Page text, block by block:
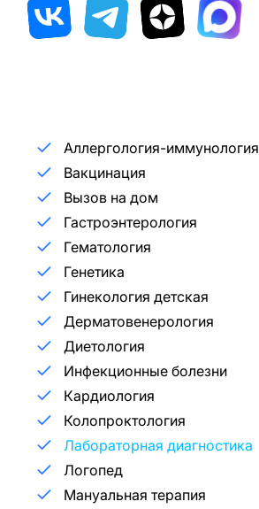
Аллергология-иммунология
Вакцинация
Вызов на дом
Гастроэнтерология
Гематология
Генетика
Гинекология детская
Дерматовенерология
Диетология
Инфекционные болезни
Кардиология
Колопроктология
Лабораторная диагностика
Логопед
Мануальная терапия